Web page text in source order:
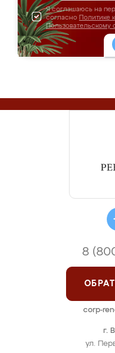
Я соглашаюсь на
согласно Политике
Пользовательскому
г.
ул.
8
corp-